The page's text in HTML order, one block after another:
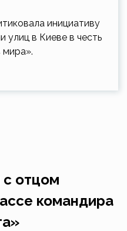
инициативу
улиц в Киеве в честь
мира».
с отцом
командира